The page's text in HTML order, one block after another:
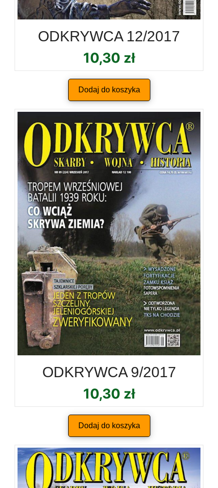
ODKRYWCA 12/2017
10,30 zł
Dodaj do koszyka
ODKRYWCA 9/2017
10,30 zł
Dodaj do koszyka